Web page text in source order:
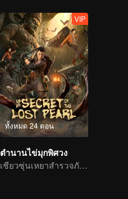
ทั้งหมด 24 ตอน
VIP
ตำนานไข่มุกพิศวง
เซียวซุ่นเหยาสำรวจภัยชิงสมบัติ ทำลายคำสาปโลหิต